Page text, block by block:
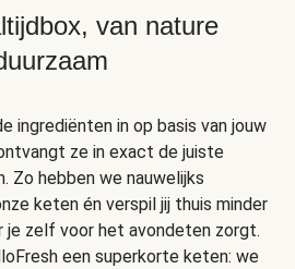
van nature
ingrediënten in op basis van jouw
ze in exact de juiste
Zo hebben we nauwelijks
keten én verspil jij thuis minder
je zelf voor het avondeten zorgt.
een superkorte keten: we